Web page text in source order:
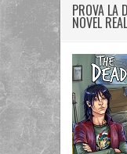
PROVA LA
NOVEL